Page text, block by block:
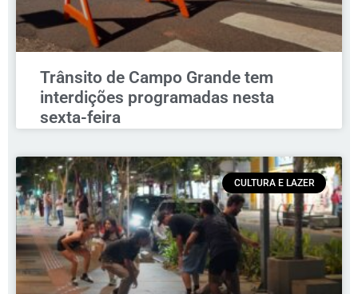
Trânsito de Campo Grande tem
interdições programadas nesta
sexta-feira
CULTURA E LAZER